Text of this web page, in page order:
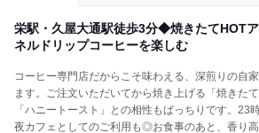
栄駅・久屋大通駅徒歩3分◆焼きたてHOT
ネルドリップコーヒーを楽しむ
コーヒー専門店だからこそ味わえる、深煎りの自
ます。ご注文いただいてから焼き上げる「焼きた
「ハニートースト」との相性もばっちりです。23
夜カフェとしてのご利用も◎お食事のあと、香り